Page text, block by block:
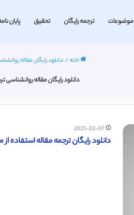
موضوعات ترجمه رایگان تحقیق پایان
خانه/ دانلود رایگان مقاله
دانلود رایگان مقاله روانشناسی
2023-02-07
دانلود رایگان ترجمه مقاله استفاده